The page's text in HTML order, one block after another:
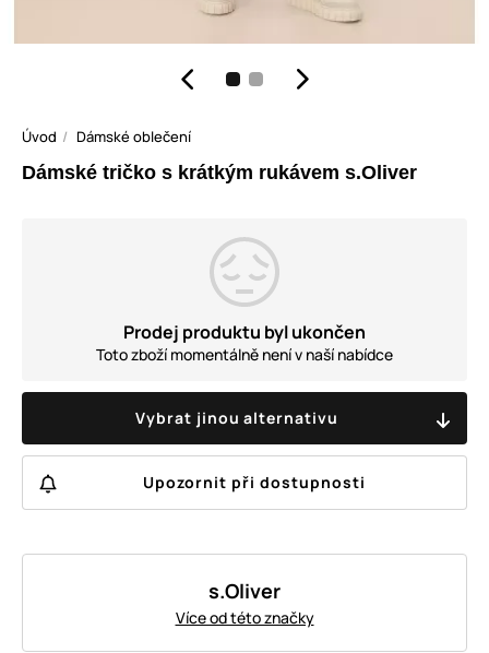
Úvod Dámské oblečení
Dámské tričko s krátkým rukávem s.Oliver
Prodej produktu byl ukončen
Toto zboží momentálně není v naší nabídce
Vybrat jinou alternativu
Upozornit při dostupnosti
s.Oliver
Více od této značky